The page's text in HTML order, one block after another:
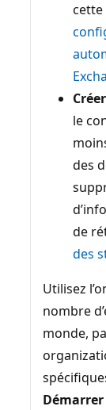
le
des
de
des
Utilisez
nombre
monde,
Démarrer